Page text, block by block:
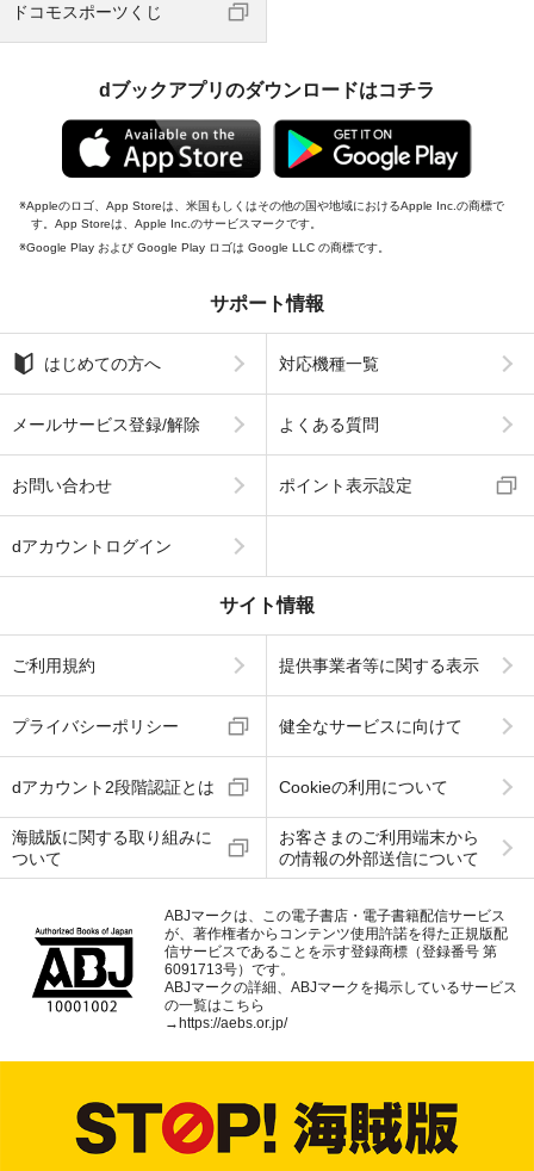
ドコモスポーツくじ
dブックアプリのダウンロードはコチラ
Appleのロゴ、App Storeは、米国もしくはその他の国や地域におけるApple Inc.の商標で
す。App Storeは、Apple Inc.のサービスマークです。
Google Play および Google Play ロゴは Google LLC の商標です。
サポート情報
はじめての方へ 対応機種一覧
メールサービス登録/解除 よくある質問
お問い合わせ ポイント表示設定
dアカウントログイン
サイト情報
ご利用規約 提供事業者等に関する表示
プライバシーポリシー 健全なサービスに向けて
dアカウント2段階認証とは Cookieの利用について
海賊版に関する取り組みに
ついて
お客さまのご利用端末から
の情報の外部送信について
ABJマークは、この電子書店・電子書籍配信サービス
が、著作権者からコンテンツ使用許諾を得た正規版配
信サービスであることを示す登録商標（登録番号 第
6091713号）です。
ABJマークの詳細、ABJマークを掲示しているサービス
の一覧はこちら
→https://aebs.or.jp/